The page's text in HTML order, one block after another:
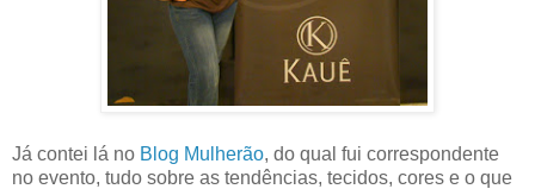
Já contei lá no Blog Mulherão, do qual fui correspondente
no evento, tudo sobre as tendências, tecidos, cores e o que